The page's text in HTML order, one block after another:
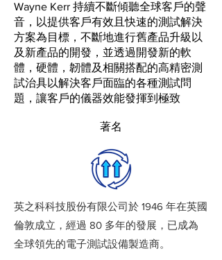
Wayne Kerr 持續不斷傾聽全球客戶的聲
音，以提供客戶有效且快速的測試解決
方案為目標，不斷地進行舊產品升級以
及新產品的開發，並透過開發新的軟
體，硬體，韌體及相關搭配的高精密測
試治具以解決客戶面臨的各種測試問
題，讓客戶的儀器效能發揮到極致
著名
英之科科技股份有限公司於 1946 年在英國
倫敦成立，經過 80 多年的發展，已成為
全球領先的電子測試設備製造商。